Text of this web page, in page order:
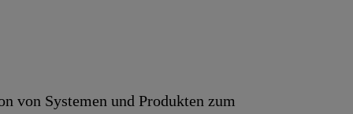
von Systemen und Produkten zum